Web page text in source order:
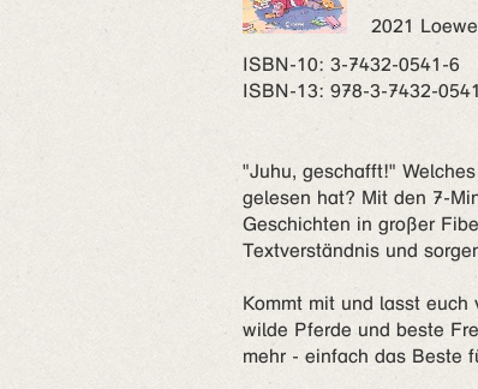
2021 Loewe
ISBN‑10: 3-7432-0541-6
ISBN‑13: 978-3-7432-
"Juhu, geschafft!"
gelesen hat? Mit den 7-
Geschichten in großer
Textverständnis und
Kommt mit und lasst euch
wilde Pferde und beste
mehr - einfach das Beste